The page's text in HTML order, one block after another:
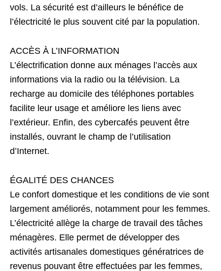
vols. La sécurité est d’ailleurs le bénéfice de
l’électricité le plus souvent cité par la population.
ACCÈS À L’INFORMATION
L’électrification donne aux ménages l’accès aux
informations via la radio ou la télévision. La
recharge au domicile des téléphones portables
facilite leur usage et améliore les liens avec
l’extérieur. Enfin, des cybercafés peuvent être
installés, ouvrant le champ de l’utilisation
d’Internet.
ÉGALITÉ DES CHANCES
Le confort domestique et les conditions de vie sont
largement améliorés, notamment pour les femmes.
L’électricité allège la charge de travail des tâches
ménagères. Elle permet de développer des
activités artisanales domestiques génératrices de
revenus pouvant être effectuées par les femmes,